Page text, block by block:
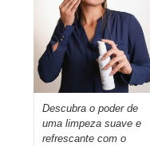
Descubra o poder de
uma limpeza suave e
refrescante com o